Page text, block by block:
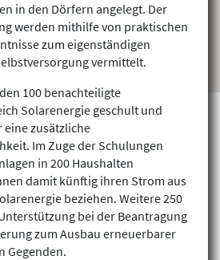
finden
in den Dörfern angelegt. Der
werden mithilfe von praktischen
zum eigenständigen
vermittelt.
100 benachteiligte
Solarenergie geschult und
zusätzliche
Im Zuge der Schulungen
in 200 Haushalten
damit künftig ihren Strom aus
beziehen. Weitere 250
bei der Beantragung
zum Ausbau erneuerbarer
Gegenden.